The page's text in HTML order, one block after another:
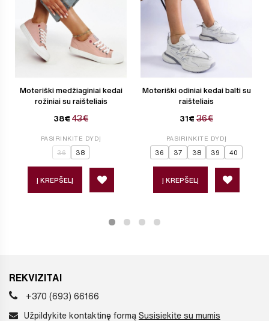
Moteriški medžiaginiai kedai
rožiniai su raišteliais
38€ 43€
PASIRINKITE DYDĮ
36 38
Į KREPŠELĮ
Moteriški odiniai kedai balti su
raišteliais
31€ 36€
PASIRINKITE DYDĮ
36 37 38 39 40
Į KREPŠELĮ
REKVIZITAI
+370 (693) 66166
Užpildykite kontaktinę formą Susisiekite su mumis